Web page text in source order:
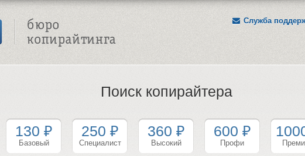
Служба
Поиск копирайтера
130 ₽
Базовый
250 ₽
Специалист
360 ₽
Высокий
600 ₽
Профи